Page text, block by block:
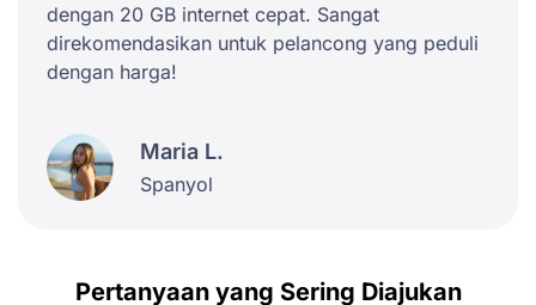
dengan 20 GB internet cepat. Sangat
direkomendasikan untuk pelancong yang peduli
dengan harga!
Maria L.
Spanyol
Pertanyaan yang Sering Diajukan